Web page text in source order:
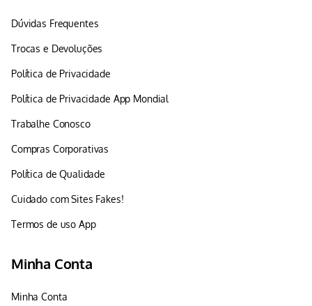
Dúvidas Frequentes
Trocas e Devoluções
Política de Privacidade
Política de Privacidade App Mondial
Trabalhe Conosco
Compras Corporativas
Política de Qualidade
Cuidado com Sites Fakes!
Termos de uso App
Minha Conta
Minha Conta